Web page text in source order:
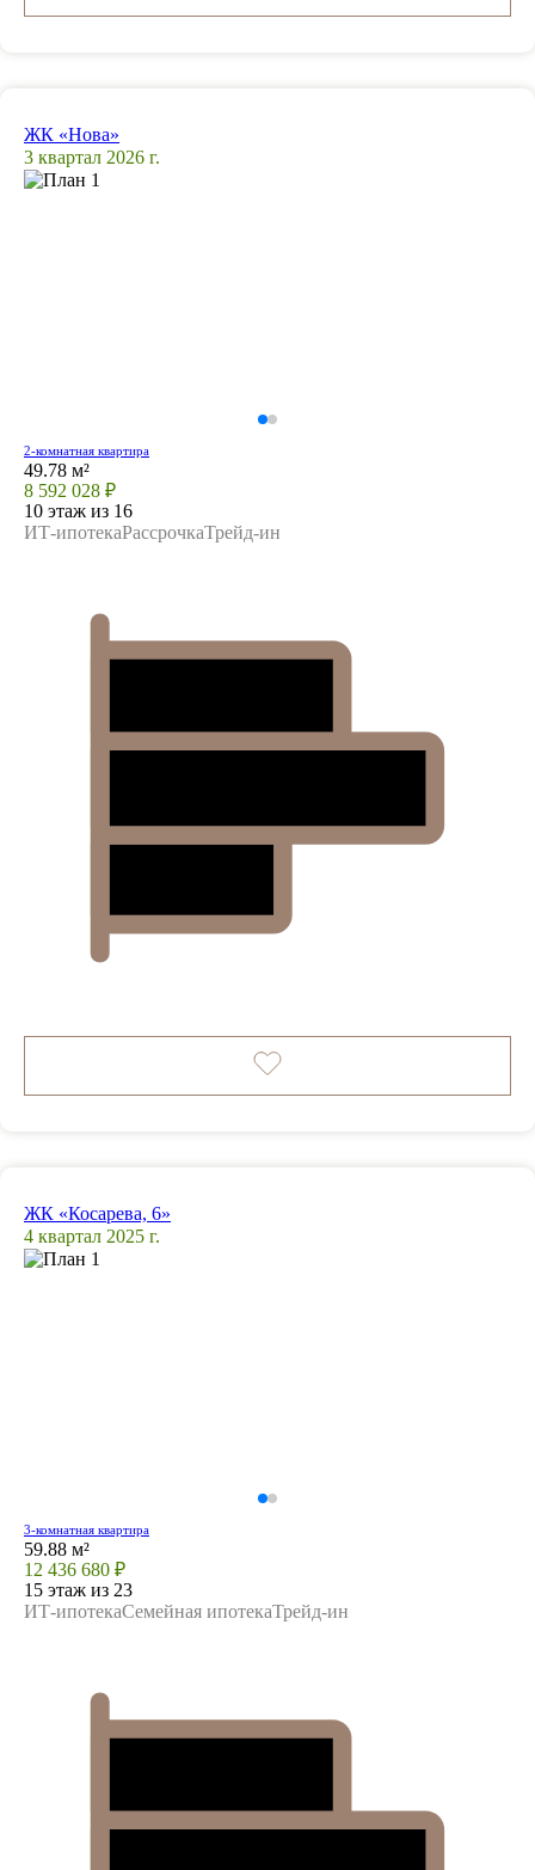
ЖК «Нова»
3 квартал 2026 г.
2-комнатная квартира
49.78 м²
8 592 028 ₽
10 этаж из 16
ИТ-ипотекаРассрочкаТрейд-ин
ЖК «Косарева, 6»
4 квартал 2025 г.
3-комнатная квартира
59.88 м²
12 436 680 ₽
15 этаж из 23
ИТ-ипотекаСемейная ипотекаТрейд-ин